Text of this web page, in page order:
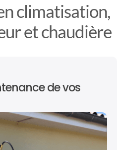
climatisation,
et chaudière
de vos